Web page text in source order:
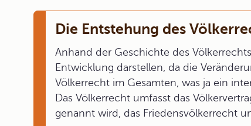
Die Entstehung des
Anhand der Geschichte des
Entwicklung darstellen, da die
Völkerrecht im Gesamten, was ja ein
Das Völkerrecht umfasst das
genannt wird, das Friedensvölkerrecht